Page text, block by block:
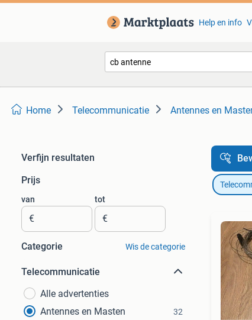
Help en info
Home Telecommunicatie Antennes en
Verfijn resultaten
Prijs
van
€
tot
€
Categorie Wis de categorie
Telecommunicatie
Alle advertenties
Antennes en Masten
32